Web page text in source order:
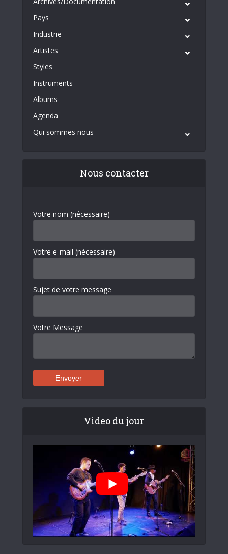
Pays
Industrie
Artistes
Styles
Instruments
Albums
Agenda
Qui sommes nous
Nous contacter
Votre nom (nécessaire)
Votre e-mail (nécessaire)
Sujet de votre message
Votre Message
Video du jour